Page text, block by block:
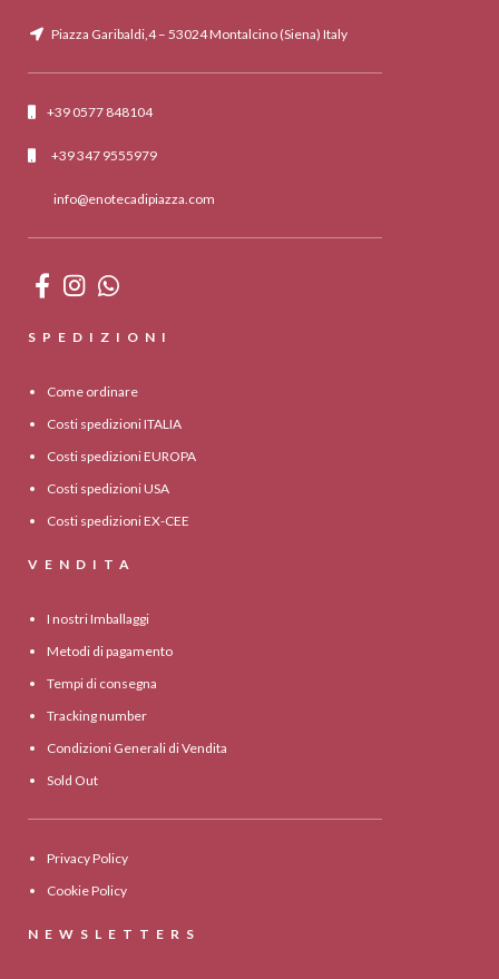
Piazza Garibaldi,4 – 53024 Montalcino (Siena) Italy
+39 0577 848104
+39 347 9555979
info@enotecadipiazza.com
SPEDIZIONI
Come ordinare
Costi spedizioni ITALIA
Costi spedizioni EUROPA
Costi spedizioni USA
Costi spedizioni EX-CEE
VENDITA
I nostri Imballaggi
Metodi di pagamento
Tempi di consegna
Tracking number
Condizioni Generali di Vendita
Sold Out
Privacy Policy
Cookie Policy
NEWSLETTERS